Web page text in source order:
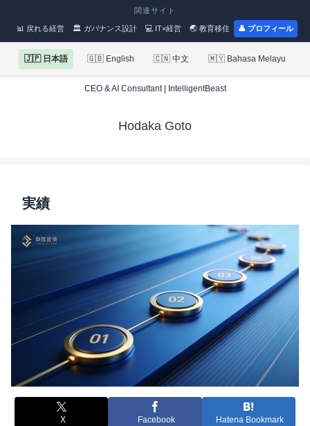
関連サイト
📊 戻れる経営 🏛 ガバナンス設計 💻 IT×経営 🌏 教育移住 👤 プロフィール
🇯🇵 日本語 🇬🇧 English 🇨🇳 中文 🇲🇾 Bahasa Melayu
CEO & AI Consultant | IntelligentBeast
Hodaka Goto
実績
X Facebook Hatena Bookmark